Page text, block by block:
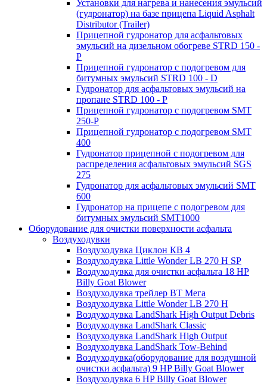
Установки для нагрева и нанесения эмульсий
(гудронатор) на базе прицепа Liquid Asphalt
Distributor (Trailer)
Прицепной гудронатор для асфальтовых
эмульсий на дизельном обогреве STRD 150 -
Р
Прицепной гудронатор с подогревом для
битумных эмульсий STRD 100 - D
Гудронатор для асфальтовых эмульсий на
пропане STRD 100 - P
Прицепной гудронатор с подогревом SMT
250-P
Прицепной гудронатор с подогревом SMT
400
Гудронатор прицепной с подогревом для
распределения асфальтовых эмульсий SGS
275
Гудронатор для асфальтовых эмульсий SMT
600
Гудронатор на прицепе с подогревом для
битумных эмульсий SMT1000
Оборудование для очистки поверхности асфальта
Воздуходувки
Воздуходувка Циклон КВ 4
Воздуходувка Little Wonder LB 270 H SP
Воздуходувка для очистки асфальта 18 HP
Billy Goat Blower
Воздуходувка трейлер ВТ Мега
Воздуходувка Little Wonder LB 270 H
Воздуходувка LandShark High Оutput Debris
Воздуходувка LandShark Classic
Воздуходувка LandShark High Output
Воздуходувка LandShark Tow-Behind
Воздуходувка(оборудование для воздушной
очистки асфальта) 9 HP Billy Goat Blower
Воздуходувка 6 HP Billy Goat Blower